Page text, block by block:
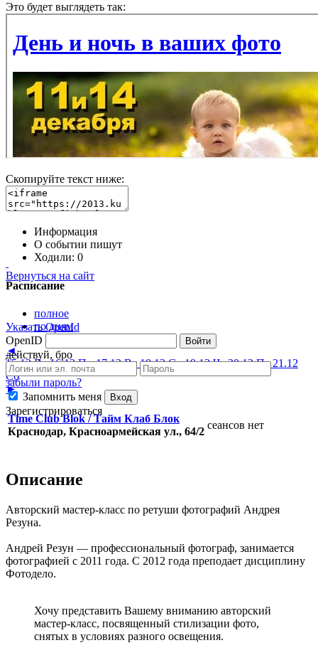
Вернуться на сайт
Указать OpenId
OpenID
Войти
действуй, бро
забыли пароль?
Запомнить меня
Вход
Зарегистрироваться
Это будет выглядеть так:
Скопируйте текст ниже:
Информация
О событии пишут
Ходили: 0
Расписание
полное
по дням
◄
15.12 Вс16.12 Пн17.12 Вт 18.12 Ср19.12 Чт20.12 Пт21.12
Сб
►
Time Club Blok / Тайм Клаб Блок
Краснодар, Красноармейская ул., 64/2
сеансов нет
Описание
Авторский мастер-класс по ретуши фотографий Андрея
Резуна.
Андрей Резун — профессиональный фотограф, занимается
фотографией с 2011 года. С 2012 года преподает дисциплину
Фотодело.
Хочу представить Вашему вниманию авторский
мастер-класс, посвященный стилизации фото,
снятых в условиях разного освещения.